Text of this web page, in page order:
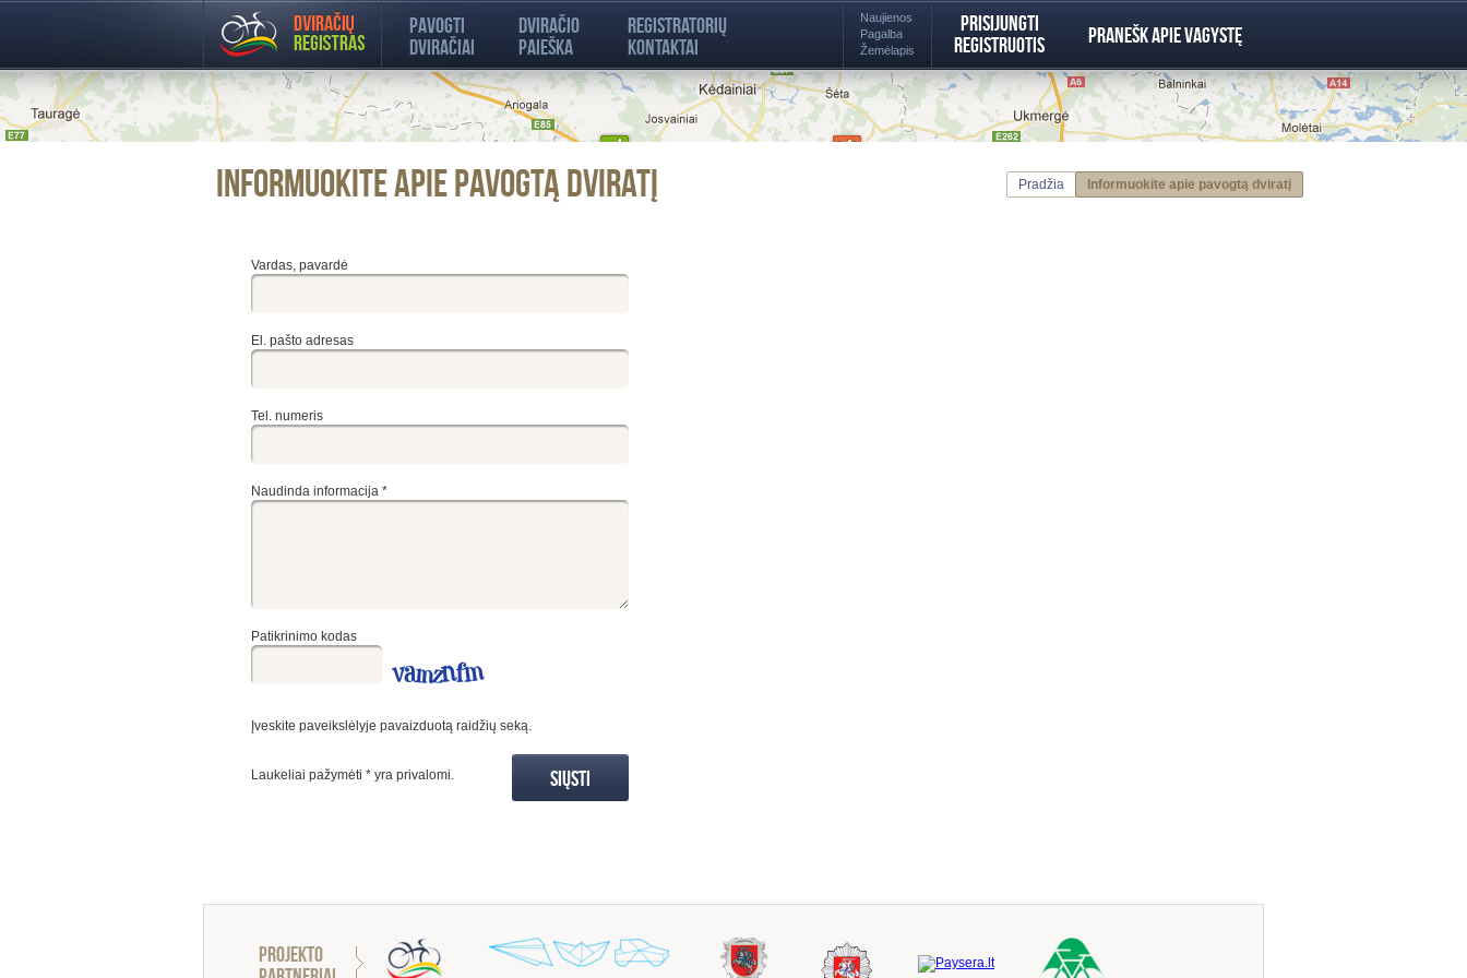
Pavogti
dviračiai
Dviračio
paieška
Registratorių
kontaktai
Pranešk apie vagystę
Prisijungti
Registruotis
Naujienos
Pagalba
Žemėlapis
Informuokite apie pavogtą dviratį Pradžia Informuokite apie pavogtą dviratį
Vardas, pavardė
El. pašto adresas
Tel. numeris
Naudinda informacija *
Patikrinimo kodas
Įveskite paveikslėlyje pavaizduotą raidžių seką.
Laukeliai pažymėti * yra privalomi.
Projekto